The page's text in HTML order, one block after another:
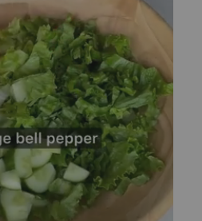
ничего не делать»: Ирина
или вредна